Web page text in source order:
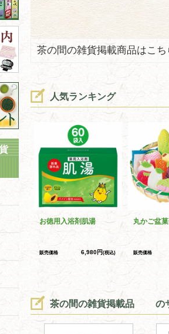
茶の間の雑貨掲載商品はこち
人気ランキング
お徳用入浴剤肌湯
販売価格 6,980円(税込)
丸かご盆
販売価格
茶の間の雑貨掲載品 の